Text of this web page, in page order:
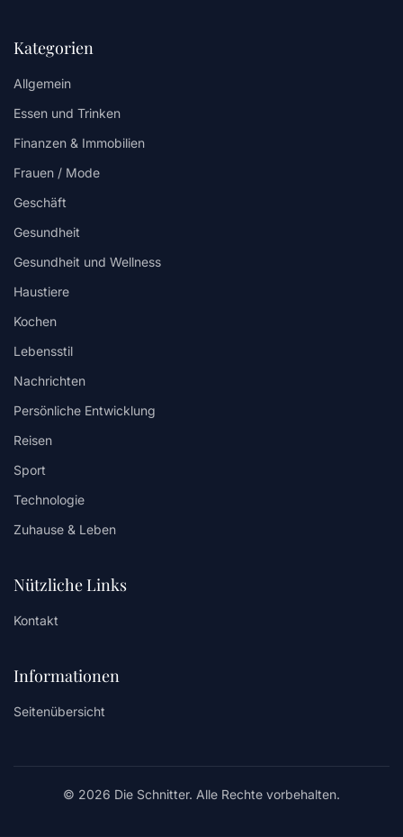
Kategorien
Allgemein
Essen und Trinken
Finanzen & Immobilien
Frauen / Mode
Geschäft
Gesundheit
Gesundheit und Wellness
Haustiere
Kochen
Lebensstil
Nachrichten
Persönliche Entwicklung
Reisen
Sport
Technologie
Zuhause & Leben
Nützliche Links
Kontakt
Informationen
Seitenübersicht
© 2026 Die Schnitter. Alle Rechte vorbehalten.